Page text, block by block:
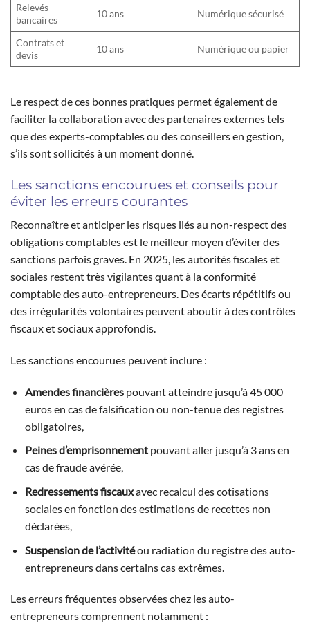
Relevés
bancaires
10 ans Numérique sécurisé
Contrats et
devis
10 ans Numérique ou papier
Le respect de ces bonnes pratiques permet également de
faciliter la collaboration avec des partenaires externes tels
que des experts-comptables ou des conseillers en gestion,
s’ils sont sollicités à un moment donné.
Les sanctions encourues et conseils pour
éviter les erreurs courantes
Reconnaître et anticiper les risques liés au non-respect des
obligations comptables est le meilleur moyen d’éviter des
sanctions parfois graves. En 2025, les autorités fiscales et
sociales restent très vigilantes quant à la conformité
comptable des auto-entrepreneurs. Des écarts répétitifs ou
des irrégularités volontaires peuvent aboutir à des contrôles
fiscaux et sociaux approfondis.
Les sanctions encourues peuvent inclure :
Amendes financièrespouvant atteindre jusqu’à 45 000
euros en cas de falsification ou non-tenue des registres
obligatoires,
Peines d’emprisonnementpouvant aller jusqu’à 3 ans en
cas de fraude avérée,
Redressements fiscauxavec recalcul des cotisations
sociales en fonction des estimations de recettes non
déclarées,
Suspension de l’activitéou radiation du registre des auto-
entrepreneurs dans certains cas extrêmes.
Les erreurs fréquentes observées chez les auto-
entrepreneurs comprennent notamment :